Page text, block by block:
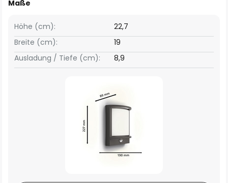
Maße
Breite (cm): 19
Höhe (cm): 22,7
Ausladung / Tiefe (cm): 8,9